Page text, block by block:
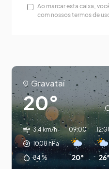
Ao marcar esta caixa,
com nossos termos de
Gravataí
20°
3.4 km/h
1008 hPa
84 %
09:00
20° 26°